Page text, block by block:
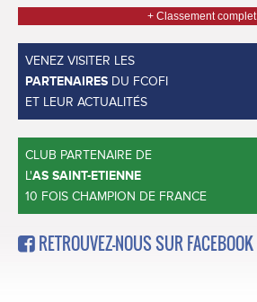
+ Classement complet
VENEZ VISITER LES
PARTENAIRES DU FCOFI
ET LEUR ACTUALITÉS
CLUB PARTENAIRE DE
L'AS SAINT-ETIENNE
10 FOIS CHAMPION DE FRANCE
RETROUVEZ-NOUS SUR FACEBOOK